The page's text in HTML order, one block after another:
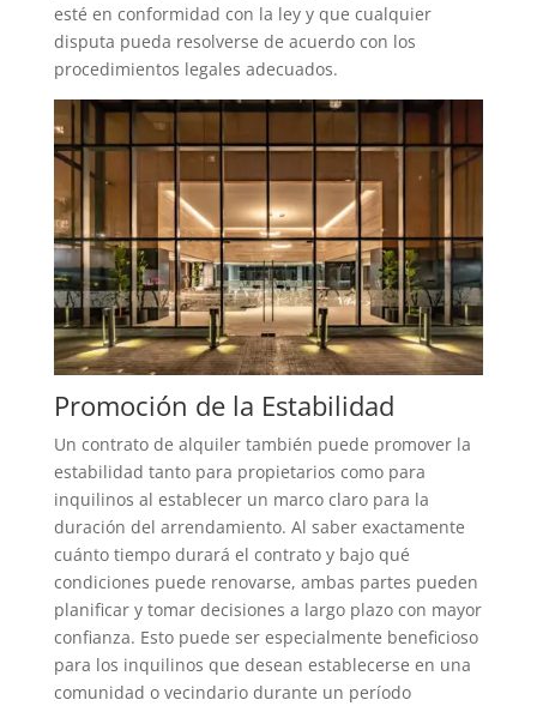
esté en conformidad con la ley y que cualquier
disputa pueda resolverse de acuerdo con los
procedimientos legales adecuados.
Promoción de la Estabilidad
Un contrato de alquiler también puede promover la
estabilidad tanto para propietarios como para
inquilinos al establecer un marco claro para la
duración del arrendamiento. Al saber exactamente
cuánto tiempo durará el contrato y bajo qué
condiciones puede renovarse, ambas partes pueden
planificar y tomar decisiones a largo plazo con mayor
confianza. Esto puede ser especialmente beneficioso
para los inquilinos que desean establecerse en una
comunidad o vecindario durante un período